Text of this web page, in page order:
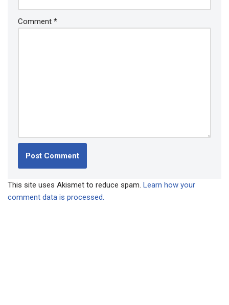
Comment *
This site uses Akismet to reduce spam. Learn how your
comment data is processed.